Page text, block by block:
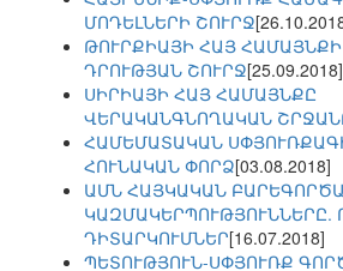
ՄՈԴԵԼՆԵՐԻ ՇՈՒՐՋ
ԹՈՒՐՔԻԱՅԻ ՀԱՅ
ԴՐՈՒԹՅԱՆ ՇՈՒՐՋ[25.09.2018]
ՍԻՐԻԱՅԻ ՀԱՅ ՀԱՄԱՅՆՔԸ
ՎԵՐԱԿԱՆԳՆՈՂԱԿԱՆ
ՀԱՄԵՄԱՏԱԿԱՆ
ՀՈՒՆԱԿԱՆ ՓՈՐՁ[03.08.2018]
ԱՄՆ ՀԱՅԿԱԿԱՆ
ԿԱԶՄԱԿԵՐՊՈՒԹՅՈՒՆՆԵՐԸ.
ԴԻՏԱՐԿՈՒՄՆԵՐ[16.07.2018]
ՊԵՏՈՒԹՅՈՒՆ-ՍՓՅՈՒՌՔ